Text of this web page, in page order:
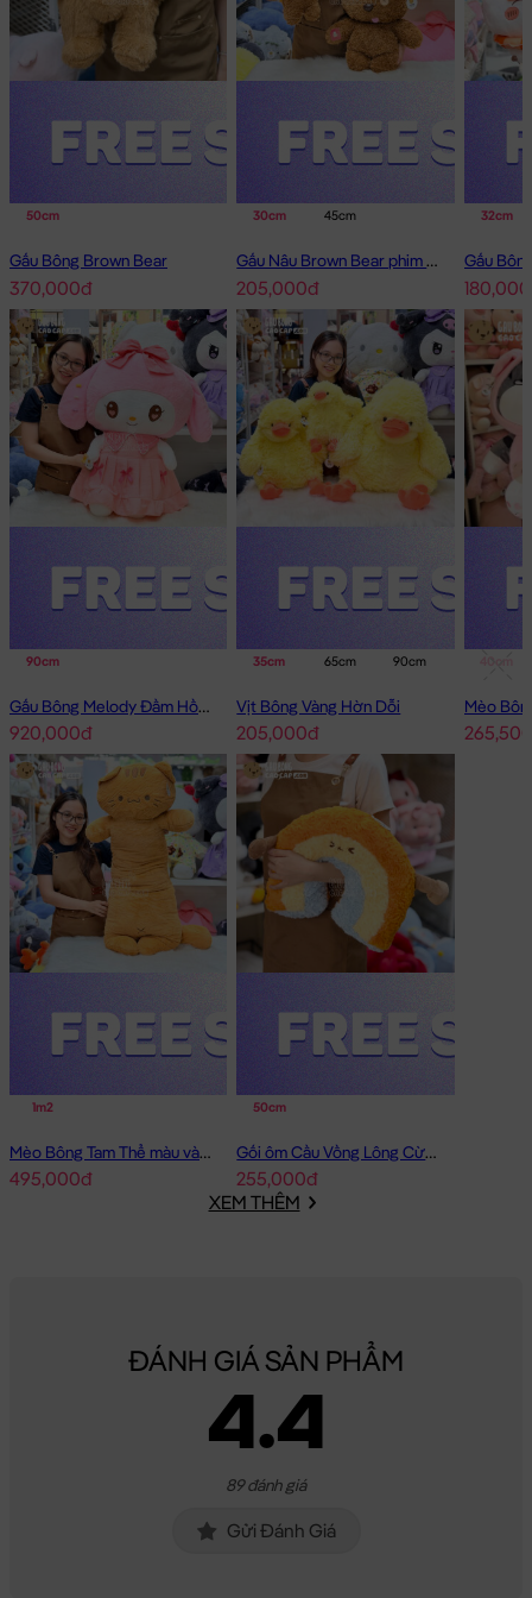
50cm
Gấu Bông Brown Bear
370,000đ
30cm 45cm
Gấu Nâu Brown Bear phim Minions
205,000đ
32cm
90cm
Gấu Bông Melody Đầm Hồng Cổ Sen Đeo Nơ
920,000đ
35cm 65cm 90cm
Vịt Bông Vàng Hờn Dỗi
205,000đ
1m2
Mèo Bông Tam Thể màu vàng
495,000đ
50cm
Gối ôm Cầu Vồng Lông Cừu Sky Babies
255,000đ
XEM THÊM
ĐÁNH GIÁ SẢN PHẨM
4.4
89 đánh giá
Gửi Đánh Giá